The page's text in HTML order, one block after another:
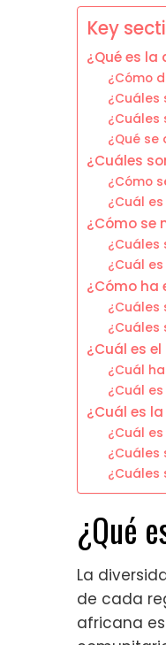
Key
¿Qué es
¿Cómo
¿Cuáles
¿Qué
¿Cuáles
¿Cómo
¿Cuál
¿Cómo se
¿Cuáles
¿Cuál
¿Cómo ha
¿Cuáles
¿Cuál es
¿Cuál
¿Cuál
¿Cuál es
¿Cuál
¿Qué
La
de cada
africana